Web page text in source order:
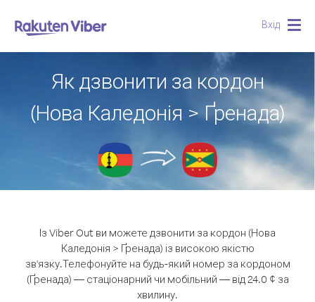
Вхід
Як дзвонити за кордон
(Нова Каледонія > Ґренада)
Із Viber Out ви можете дзвонити за кордон (Нова
Каледонія > Ґренада) із високою якістю
зв'язку.Телефонуйте на будь-який номер за кордоном
(Ґренада) — стаціонарний чи мобільний — від 24.0 ¢ за
хвилину.